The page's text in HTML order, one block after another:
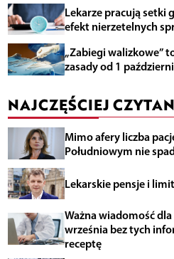
Lekarze pracują setki
efekt nierzetelnych
„Zabiegi walizkowe”
zasady od 1
NAJCZĘŚCIEJ
Mimo afery liczba
Południowym nie
Lekarskie pensje i
Ważna wiadomość
września bez tych
receptę